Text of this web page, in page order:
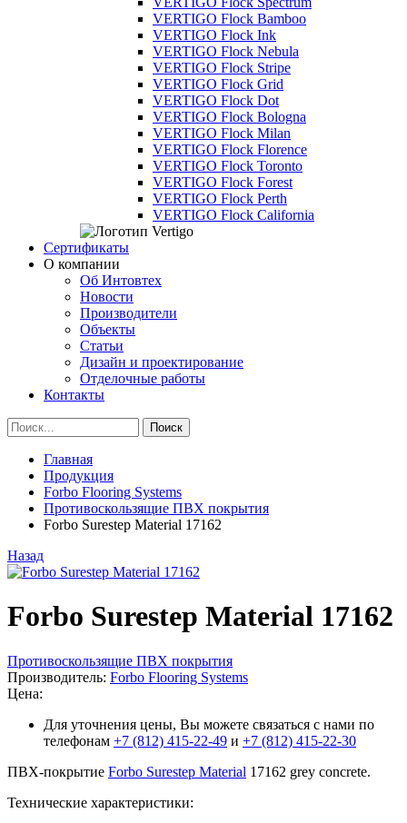
VERTIGO Flock Bamboo
VERTIGO Flock Ink
VERTIGO Flock Nebula
VERTIGO Flock Stripe
VERTIGO Flock Grid
VERTIGO Flock Dot
VERTIGO Flock Bologna
VERTIGO Flock Milan
VERTIGO Flock Florence
VERTIGO Flock Toronto
VERTIGO Flock Forest
VERTIGO Flock Perth
VERTIGO Flock California
Сертификаты
О компании
Об Интовтех
Новости
Производители
Объекты
Статьи
Дизайн и проектирование
Отделочные работы
Контакты
Главная
Продукция
Forbo Flooring Systems
Противоскользящие ПВХ покрытия
Forbo Surestep Material 17162
Назад
Forbo Surestep Material 17162
Противоскользящие ПВХ покрытия
Производитель: Forbo Flooring Systems
Цена:
Для уточнения цены, Вы можете связаться с нами по
телефонам +7 (812) 415-22-49 и +7 (812) 415-22-30
ПВХ-покрытие Forbo Surestep Material 17162 grey concrete.
Технические характеристики: